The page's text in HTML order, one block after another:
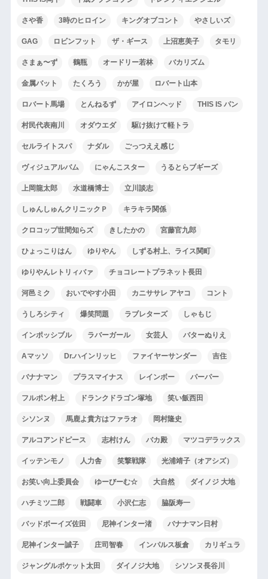
さや香 3時のヒロイン キングオブコント やさしいズ
GAG ロビンフット ザ・ギース 上沼恵美子 タモリ
さまぁ〜ず 鶴瓶 オードリー若林 バカリズム
金属バット たくろう かが屋 ロバート山本
ロバート馬場 とんねるず アイロンヘッド THIS IS パン
村民代表南川 オダウエダ 駆け抜けて軽トラ
セルライトスパ ナダル ごっつええ感じ
ヴィジュアルバム にゃんこスター うるとらブギーズ
上岡龍太郎 水道橋博士 立川談志
しゅんしゅんクリニックＰ キラキラ関係
クロコップ世間知らズ きしたかの 宮藤官九郎
ひょっこりはん ゆりやん しずる村上、ライス関町
ゆりやんレトリィバァ チョコレートプラネット長田
河邑ミク おいでやす小田 カニササレ アヤコ コント
うしろシティ 爆笑問題 ラブレターズ しゃもじ
インポッシブル ラバーガール 女芸人 バターぬりえ
Aマッソ Dr.ハインリッヒ ファイヤーサンダー 吉住
バナナマン プラスマイナス レインボー パーパー
フルポン村上 ドランクドラゴン塚地 笑い飯西田
シソンヌ 馬鹿よ貴方はファラオ 岡村隆史
アルコアンドピース 志村けん バカ殿 マツコデラックス
イッテンモノ 人力舎 笑撃戦隊 光浦靖子（オアシズ）
お笑い向上委員会 ゆーびーむ☆ 大自然 ダイノジ 大地
ハチミツ二郎 戦闘車 小沢仁志 脇阪寿一
バッドボーイズ佐田 尼神インター渚 バナナマン日村
尼神インター誠子 庄司智春 インパルス板倉 カリギュラ
ジャングルポケット太田 ダイノジ大地 シソンヌ長谷川